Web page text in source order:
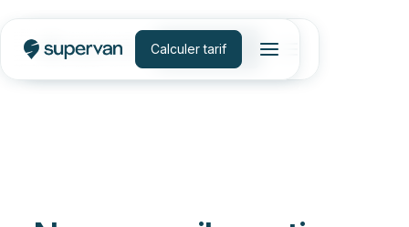
Calculer tarif
Calculer tarif